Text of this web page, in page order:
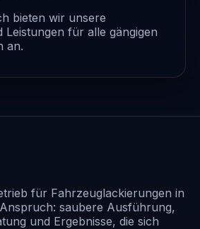
bieten wir unsere
Leistungen für alle gängigen
an.
für Fahrzeuglackierungen in
saubere Ausführung,
und Ergebnisse, die sich